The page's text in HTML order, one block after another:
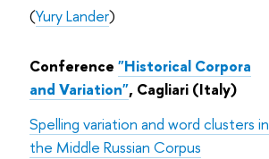
(Yury Lander)
Conference "Historical Corpora
and Variation", Cagliari (Italy)
Spelling variation and word clusters in
the Middle Russian Corpus